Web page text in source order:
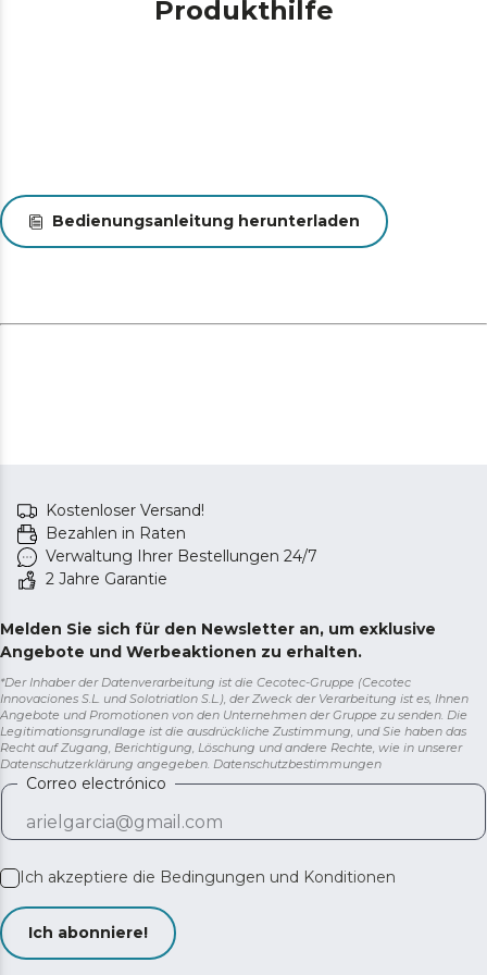
Produkthilfe
Bedienungsanleitung herunterladen
Kostenloser Versand!
Bezahlen in Raten
Verwaltung Ihrer Bestellungen 24/7
2 Jahre Garantie
Melden Sie sich für den Newsletter an, um exklusive
Angebote und Werbeaktionen zu erhalten.
*Der Inhaber der Datenverarbeitung ist die Cecotec-Gruppe (Cecotec
Innovaciones S.L. und Solotriatlon S.L.), der Zweck der Verarbeitung ist es, Ihnen
Angebote und Promotionen von den Unternehmen der Gruppe zu senden. Die
Legitimationsgrundlage ist die ausdrückliche Zustimmung, und Sie haben das
Recht auf Zugang, Berichtigung, Löschung und andere Rechte, wie in unserer
Datenschutzerklärung angegeben. Datenschutzbestimmungen
Correo electrónico
Ich akzeptiere die Bedingungen und Konditionen
Ich abonniere!